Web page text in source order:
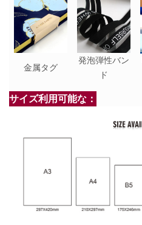
金属タグ
発泡弾性バン
ド
サイズ利用可能な：